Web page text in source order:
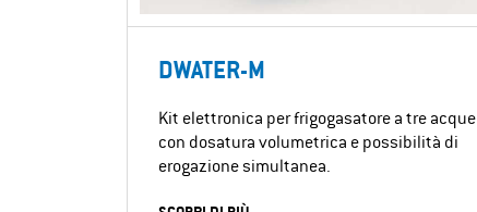
DWATER-M
Kit elettronica per frigogasatore a tre acque
con dosatura volumetrica e possibilità di
erogazione simultanea.